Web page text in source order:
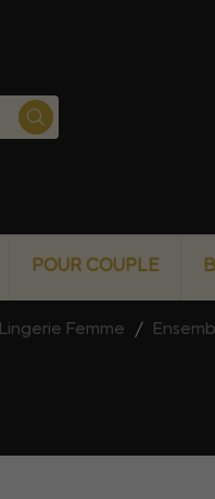
POUR COUPLE
Lingerie Femme